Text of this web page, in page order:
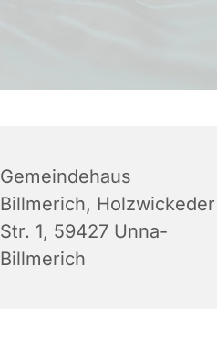
Gemeindehaus
Billmerich, Holzwickeder
Str. 1, 59427 Unna-
Billmerich